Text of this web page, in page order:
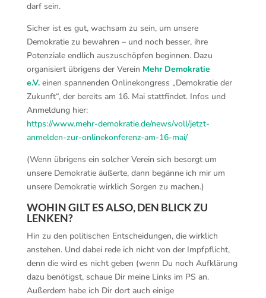
darf sein.
Sicher ist es gut, wachsam zu sein, um unsere
Demokratie zu bewahren – und noch besser, ihre
Potenziale endlich auszuschöpfen beginnen. Dazu
organisiert übrigens der Verein Mehr Demokratie
e.V.einen spannenden Onlinekongress „Demokratie der
Zukunft“, der bereits am 16. Mai stattfindet. Infos und
Anmeldung hier:
https://www.mehr-demokratie.de/news/voll/jetzt-
anmelden-zur-onlinekonferenz-am-16-mai/
(Wenn übrigens ein solcher Verein sich besorgt um
unsere Demokratie äußerte, dann begänne ich mir um
unsere Demokratie wirklich Sorgen zu machen.)
WOHIN GILT ES ALSO, DEN BLICK ZU
LENKEN?
Hin zu den politischen Entscheidungen, die wirklich
anstehen. Und dabei rede ich nicht von der Impfpflicht,
denn die wird es nicht geben (wenn Du noch Aufklärung
dazu benötigst, schaue Dir meine Links im PS an.
Außerdem habe ich Dir dort auch einige